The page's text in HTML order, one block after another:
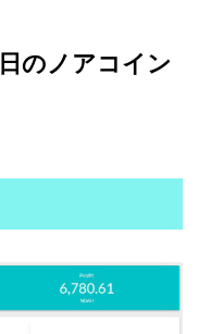
のノアコイン